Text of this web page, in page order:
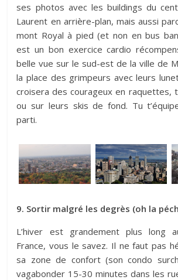
ses photos avec les buildings du
Laurent en arrière-plan, mais aussi
mont Royal à pied (et non en bus
est un bon exercice cardio
belle vue sur le sud-est de la ville de
la place des grimpeurs avec leurs
croisera des courageux en raquettes,
ou sur leurs skis de fond. Tu
parti.
9. Sortir malgré les degrès (oh la
L’hiver est grandement plus long
France, vous le savez. Il ne faut pas
sa zone de confort (son condo
vagabonder 15-30 minutes dans les